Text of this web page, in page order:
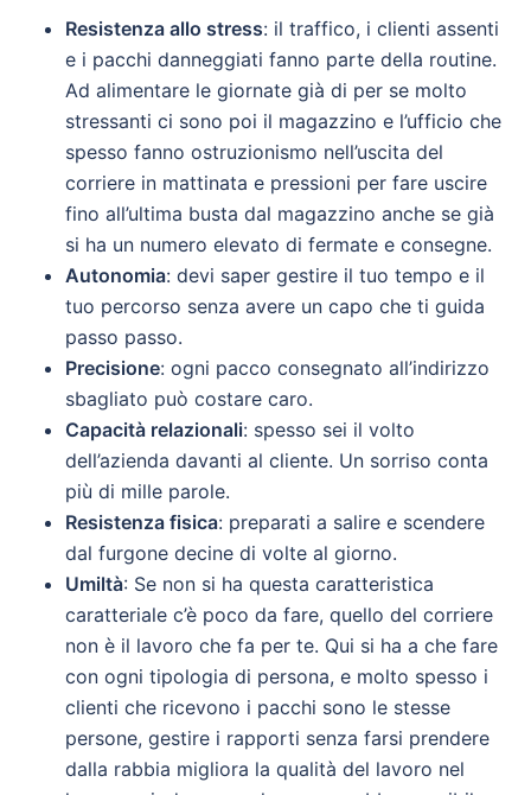
Resistenza allo stress: il traffico, i clienti assenti
e i pacchi danneggiati fanno parte della routine.
Ad alimentare le giornate già di per se molto
stressanti ci sono poi il magazzino e l’ufficio che
spesso fanno ostruzionismo nell’uscita del
corriere in mattinata e pressioni per fare uscire
fino all’ultima busta dal magazzino anche se già
si ha un numero elevato di fermate e consegne.
Autonomia: devi saper gestire il tuo tempo e il
tuo percorso senza avere un capo che ti guida
passo passo.
Precisione: ogni pacco consegnato all’indirizzo
sbagliato può costare caro.
Capacità relazionali: spesso sei il volto
dell’azienda davanti al cliente. Un sorriso conta
più di mille parole.
Resistenza fisica: preparati a salire e scendere
dal furgone decine di volte al giorno.
Umiltà: Se non si ha questa caratteristica
caratteriale c’è poco da fare, quello del corriere
non è il lavoro che fa per te. Qui si ha a che fare
con ogni tipologia di persona, e molto spesso i
clienti che ricevono i pacchi sono le stesse
persone, gestire i rapporti senza farsi prendere
dalla rabbia migliora la qualità del lavoro nel